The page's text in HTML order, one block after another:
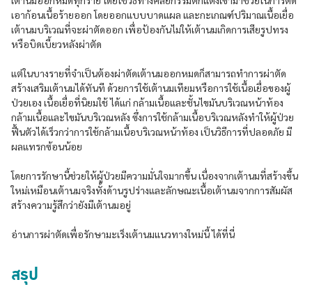
เอาก้อนเนื้อร้ายออก โดยออกแบบบาดแผล และกะเกณฑ์ปริมาณเนื้อเยื่อ
เต้านมบริเวณที่จะผ่าตัดออก เพื่อป้องกันไม่ให้เต้านมเกิดการเสียรูปทรง
หรือบิดเบี้ยวหลังผ่าตัด
แต่ในบางรายที่จำเป็นต้องผ่าตัดเต้านมออกหมดก็สามารถทำการผ่าตัด
สร้างเสริมเต้านมได้ทันที ด้วยการใช้เต้านมเทียมหรือการใช้เนื้อเยื่อของผู้
ป่วยเอง เนื้อเยื่อที่นิยมใช้ ได้แก่ กล้ามเนื้อและชั้นไขมันบริเวณหน้าท้อง
กล้ามเนื้อและไขมันบริเวณหลัง ซึ่งการใช้กล้ามเนื้อบริเวณหลังทำให้ผู้ป่วย
ฟื้นตัวได้เร็วกว่าการใช้กล้ามเนื้อบริเวณหน้าท้อง เป็นวิธีการที่ปลอดภัย มี
ผลแทรกซ้อนน้อย
โดยการรักษานี้ช่วยให้ผู้ป่วยมีความมั่นใจมากขึ้น เนื่องจากเต้านมที่สร้างขึ้น
ใหม่เหมือนเต้านมจริงทั้งด้านรูปร่างและลักษณะเนื้อเต้านมจากการสัมผัส
สร้างความรู้สึกว่ายังมีเต้านมอยู่
อ่านการผ่าตัดเพื่อรักษามะเร็งเต้านมแนวทางใหม่นี้ ได้ที่นี่
สรุป